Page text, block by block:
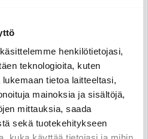
käsittelemme henkilötietojasi,
teknologioita, kuten
tietoa laitteeltasi,
mainoksia ja sisältöjä,
mittauksia, saada
sekä tuotekehitykseen
Le Creuset
Uunivuokasetti 25+32
cmUunivuokasetti 25+32 cm